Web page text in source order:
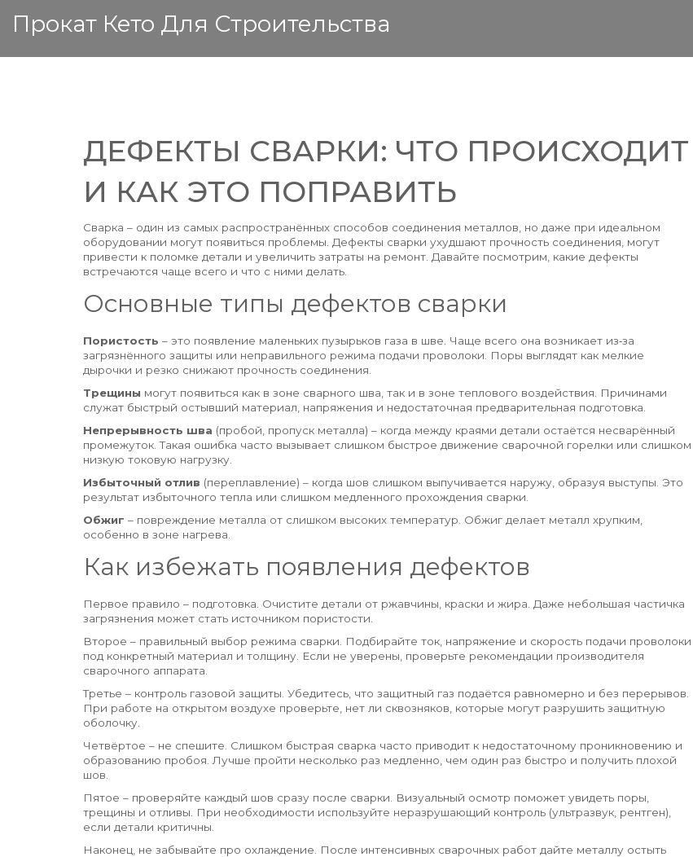
Прокат Кето Для Строительства
ДЕФЕКТЫ СВАРКИ: ЧТО ПРОИСХОДИТ
И КАК ЭТО ПОПРАВИТЬ
Сварка – один из самых распространённых способов соединения металлов, но даже при идеальном
оборудовании могут появиться проблемы. Дефекты сварки ухудшают прочность соединения, могут
привести к поломке детали и увеличить затраты на ремонт. Давайте посмотрим, какие дефекты
встречаются чаще всего и что с ними делать.
Основные типы дефектов сварки
Пористость – это появление маленьких пузырьков газа в шве. Чаще всего она возникает из‑за
загрязнённого защиты или неправильного режима подачи проволоки. Поры выглядят как мелкие
дырочки и резко снижают прочность соединения.
Трещины могут появиться как в зоне сварного шва, так и в зоне теплового воздействия. Причинами
служат быстрый остывший материал, напряжения и недостаточная предварительная подготовка.
Непрерывность шва (пробой, пропуск металла) – когда между краями детали остаётся несварённый
промежуток. Такая ошибка часто вызывает слишком быстрое движение сварочной горелки или слишком
низкую токовую нагрузку.
Избыточный отлив (переплавление) – когда шов слишком выпучивается наружу, образуя выступы. Это
результат избыточного тепла или слишком медленного прохождения сварки.
Обжиг – повреждение металла от слишком высоких температур. Обжиг делает металл хрупким,
особенно в зоне нагрева.
Как избежать появления дефектов
Первое правило – подготовка. Очистите детали от ржавчины, краски и жира. Даже небольшая частичка
загрязнения может стать источником пористости.
Второе – правильный выбор режима сварки. Подбирайте ток, напряжение и скорость подачи проволоки
под конкретный материал и толщину. Если не уверены, проверьте рекомендации производителя
сварочного аппарата.
Третье – контроль газовой защиты. Убедитесь, что защитный газ подаётся равномерно и без перерывов.
При работе на открытом воздухе проверьте, нет ли сквозняков, которые могут разрушить защитную
оболочку.
Четвёртое – не спешите. Слишком быстрая сварка часто приводит к недостаточному проникновению и
образованию пробоя. Лучше пройти несколько раз медленно, чем один раз быстро и получить плохой
шов.
Пятое – проверяйте каждый шов сразу после сварки. Визуальный осмотр поможет увидеть поры,
трещины и отливы. При необходимости используйте неразрушающий контроль (ультразвук, рентген),
если детали критичны.
Наконец, не забывайте про охлаждение. После интенсивных сварочных работ дайте металлу остыть